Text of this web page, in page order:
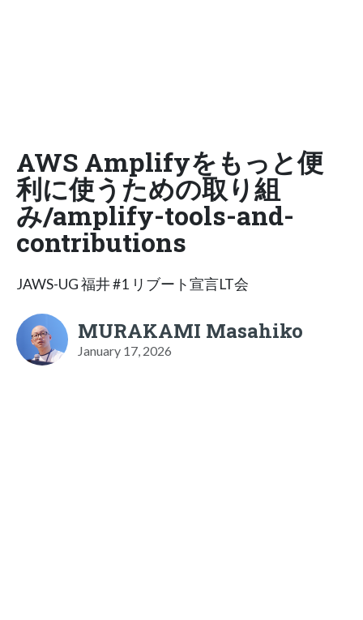
AWS Amplifyをもっと便
利に使うための取り組
み/amplify-tools-and-
contributions
JAWS-UG 福井 #1 リブート宣言LT会
MURAKAMI Masahiko
January 17, 2026